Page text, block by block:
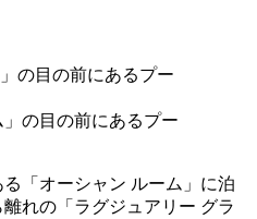
の目の前にあるプー
「オーシャン ルーム」に泊
れの「ラグジュアリー グラ